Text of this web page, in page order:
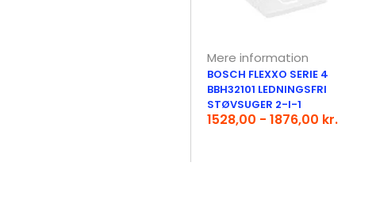
Mere information
BOSCH FLEXXO SERIE 4
BBH32101 LEDNINGSFRI
STØVSUGER 2-I-1
1528,00 - 1876,00 kr.